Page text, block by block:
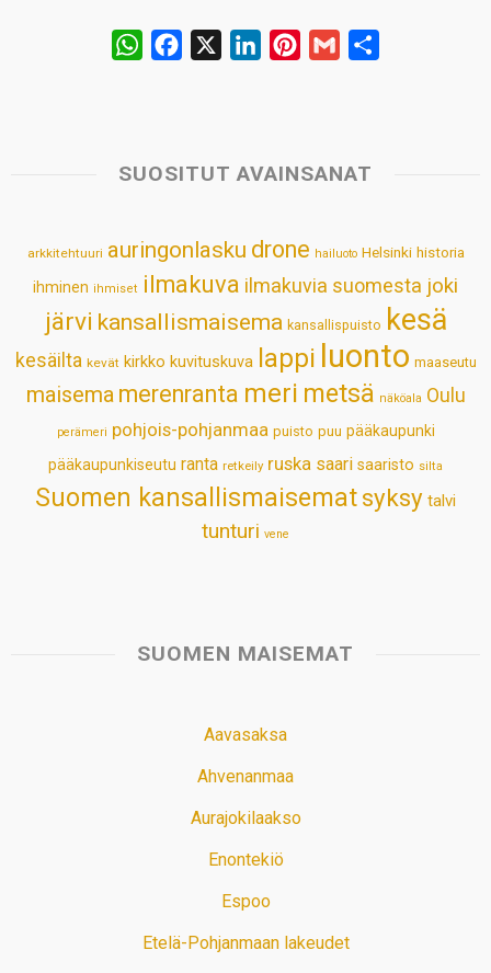
W
s
p
b
k
e
n
e
s
t
l
SUOSITUT AVAINSANAT
arkkitehtuuri auringonlasku drone hailuoto Helsinki historia
ihminen ihmiset ilmakuva ilmakuvia suomesta joki
järvi kansallismaisema kansallispuisto kesä
kesäilta kevät kirkko kuvituskuva lappi luonto maaseutu
maisema merenranta meri metsä näköala Oulu
perämeri pohjois-pohjanmaa puisto puu pääkaupunki
pääkaupunkiseutu ranta retkeily ruska saari saaristo silta
Suomen kansallismaisematsyksy talvi
tunturi vene
SUOMEN MAISEMAT
Aavasaksa
Ahvenanmaa
Aurajokilaakso
Enontekiö
Espoo
Etelä-Pohjanmaan lakeudet